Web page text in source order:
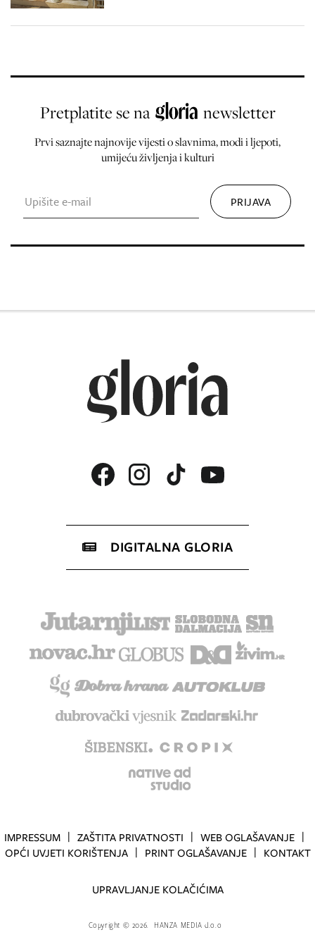
Pretplatite se na newsletter
Prvi saznajte najnovije vijesti o slavnima, modi i ljepoti,
umijeću življenja i kulturi
DIGITALNA GLORIA
IMPRESSUM ZAŠTITA PRIVATNOSTI
WEB OGLAŠAVANJE
OPĆI UVJETI KORIŠTENJA
PRINT OGLAŠAVANJE KONTAKT
UPRAVLJANJE KOLAČIĆIMA
Copyright © 2026. HANZA MEDIA d.o.o